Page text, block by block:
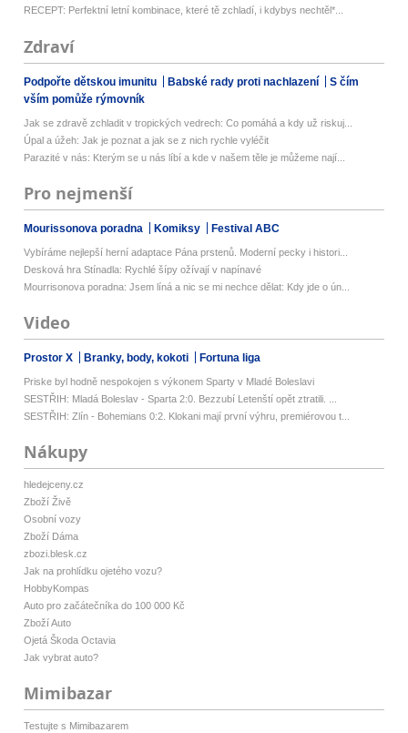
RECEPT: Perfektní letní kombinace, které tě zchladí, i kdybys nechtěl*...
Zdraví
Podpořte dětskou imunitu Babské rady proti nachlazení
S čím
vším pomůže rýmovník
Jak se zdravě zchladit v tropických vedrech: Co pomáhá a kdy už riskuj...
Úpal a úžeh: Jak je poznat a jak se z nich rychle vyléčit
Parazité v nás: Kterým se u nás líbí a kde v našem těle je můžeme nají...
Pro nejmenší
Mourissonova poradna Komiksy Festival ABC
Vybíráme nejlepší herní adaptace Pána prstenů. Moderní pecky i histori...
Desková hra Stínadla: Rychlé šípy ožívají v napínavé
Mourrisonova poradna: Jsem líná a nic se mi nechce dělat: Kdy jde o ún...
Video
Prostor X Branky, body, kokoti Fortuna liga
Priske byl hodně nespokojen s výkonem Sparty v Mladé Boleslavi
SESTŘIH: Mladá Boleslav - Sparta 2:0. Bezzubí Letenští opět ztratili. ...
SESTŘIH: Zlín - Bohemians 0:2. Klokani mají první výhru, premiérovou t...
Nákupy
hledejceny.cz
Zboží Živě
Osobní vozy
Zboží Dáma
zbozi.blesk.cz
Jak na prohlídku ojetého vozu?
HobbyKompas
Auto pro začátečníka do 100 000 Kč
Zboží Auto
Ojetá Škoda Octavia
Jak vybrat auto?
Mimibazar
Testujte s Mimibazarem